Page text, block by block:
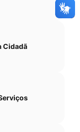
Cidadã